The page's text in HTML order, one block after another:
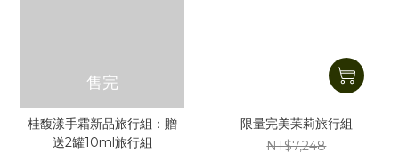
售完
桂馥漾手霜新品旅行組：贈
送2罐10ml旅行組
限量完美苿莉旅行組
NT$7,248